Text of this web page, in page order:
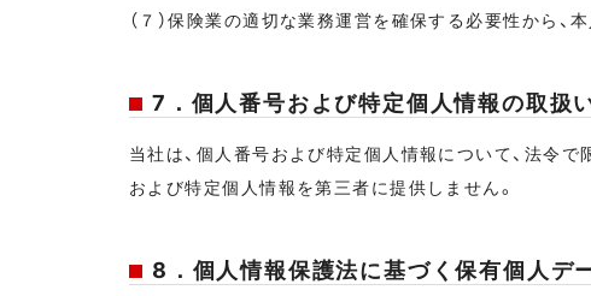
（７）保険業の適切な業務運営を確保する必要性から
7．個人番号および特定個人情報の取扱
当社は、個人番号および特定個人情報について、法令
および特定個人情報を第三者に提供しません。
8．個人情報保護法に基づく保有個人デ